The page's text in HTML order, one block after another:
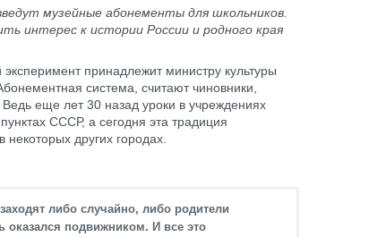
музейные абонементы для школьников.
интерес к истории России и родного края
принадлежит министру культуры
система, считают чиновники,
еще лет 30 назад уроки в учреждениях
СССР, а сегодня эта традиция
других городах.
либо случайно, либо родители
оказался подвижником. И все это